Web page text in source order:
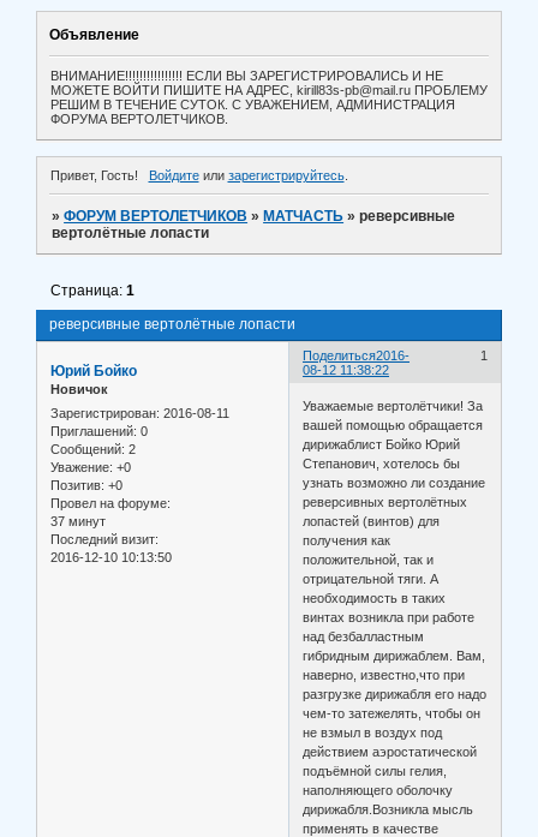
Объявление
ВНИМАНИЕ!!!!!!!!!!!!!!!! ЕСЛИ ВЫ ЗАРЕГИСТРИРОВАЛИСЬ И НЕ
МОЖЕТЕ ВОЙТИ ПИШИТЕ НА АДРЕС, kirill83s-pb@mail.ru ПРОБЛЕМУ
РЕШИМ В ТЕЧЕНИЕ СУТОК. С УВАЖЕНИЕМ, АДМИНИСТРАЦИЯ
ФОРУМА ВЕРТОЛЕТЧИКОВ.
Привет, Гость! Войдитеили зарегистрируйтесь.
»ФОРУМ ВЕРТОЛЕТЧИКОВ » МАТЧАСТЬ »реверсивные
вертолётные лопасти
реверсивные вертолётные лопасти
Страница:1
Поделиться 1
2016-
08-12 11:38:22
Юрий Бойко
Новичок
Зарегистрирован: 2016-08-11
Приглашений: 0
Сообщений: 2
Уважение: +0
Позитив: +0
Провел на форуме:
37 минут
Последний визит:
2016-12-10 10:13:50
Уважаемые вертолётчики! За
вашей помощью обращается
дирижаблист Бойко Юрий
Степанович, хотелось бы
узнать возможно ли создание
реверсивных вертолётных
лопастей (винтов) для
получения как
положительной, так и
отрицательной тяги. А
необходимость в таких
винтах возникла при работе
над безбалластным
гибридным дирижаблем. Вам,
наверно, известно,что при
разгрузке дирижабля его надо
чем-то затежелять, чтобы он
не взмыл в воздух под
действием аэростатической
подъёмной силы гелия,
наполняющего оболочку
дирижабля.Возникла мысль
применять в качестве